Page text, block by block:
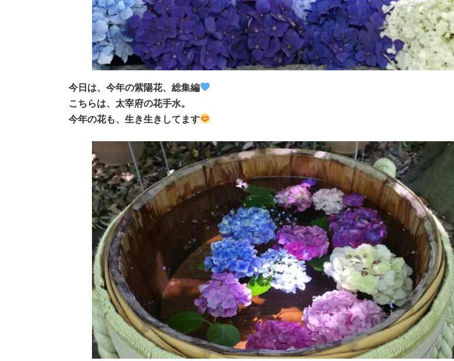
今日は、今年の紫陽花、総集編
こちらは、太宰府の花手水。
今年の花も、生き生きしてます